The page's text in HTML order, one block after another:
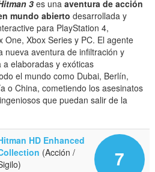
3 es unaaventura de acción
mundo abierto desarrollada y
para PlayStation 4,
One, Xbox Series y PC. El agente
nueva aventura de infiltración y
a elaboradas y exóticas
el mundo como Dubai, Berlín,
o China, cometiendo los asesinatos
que puedan salir de la
7
HD Enhanced
(Acción /